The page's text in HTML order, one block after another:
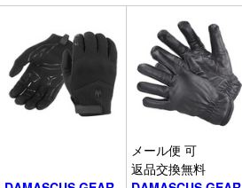
メール便 可
返品交換無料